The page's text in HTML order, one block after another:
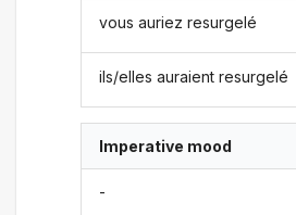
vous auriez resurgelé
ils/elles auraient resurgelé
Imperative mood
-